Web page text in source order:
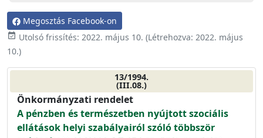
Megosztás Facebook-on
event_available Utolsó frissítés: 2022. május 10. (Létrehozva: 2022. május
10.)
13/1994.
(III.08.)
Önkormányzati rendelet
A pénzben és természetben nyújtott szociális
ellátások helyi szabályairól szóló többször